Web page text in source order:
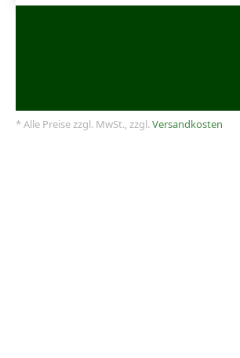
* Alle Preise zzgl. MwSt., zzgl.Versandkosten